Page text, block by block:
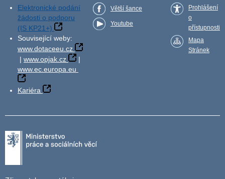
Elektronické podání
žádosti o podporu
(IS KP21+)
Související weby:
www.dotaceeu.cz
| www.opjak.cz
|
www.ec.europa.eu
Kariéra
Větší šance
Youtube
Prohlášení
o
přístupnosti
Mapa
Stránek